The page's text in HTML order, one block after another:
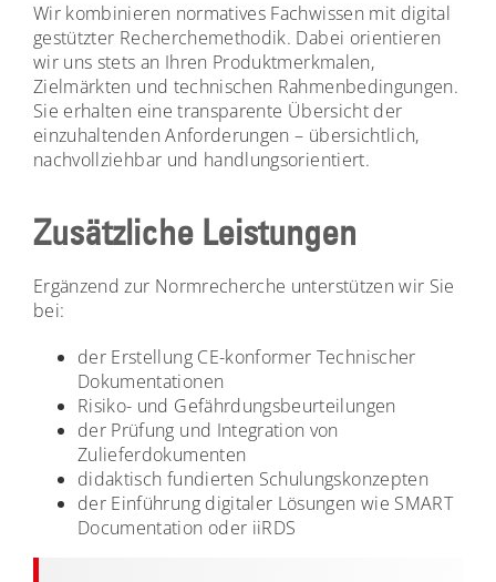
Wir kombinieren normatives Fachwissen mit digital
gestützter Recherchemethodik. Dabei orientieren
wir uns stets an Ihren Produktmerkmalen,
Zielmärkten und technischen Rahmenbedingungen.
Sie erhalten eine transparente Übersicht der
einzuhaltenden Anforderungen – übersichtlich,
nachvollziehbar und handlungsorientiert.
Zusätzliche Leistungen
Ergänzend zur Normrecherche unterstützen wir Sie
bei:
der Erstellung CE-konformer Technischer
Dokumentationen
Risiko- und Gefährdungsbeurteilungen
der Prüfung und Integration von
Zulieferdokumenten
didaktisch fundierten Schulungskonzepten
der Einführung digitaler Lösungen wie SMART
Documentation oder iiRDS